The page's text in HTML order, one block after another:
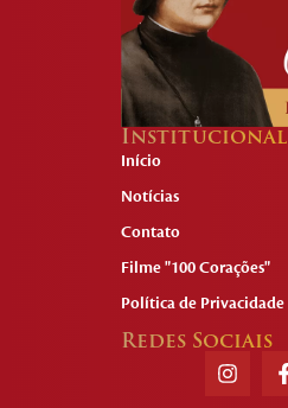
Institucional
Início
Notícias
Contato
Filme "100 Corações"
Política de Privacidade
Redes Sociais